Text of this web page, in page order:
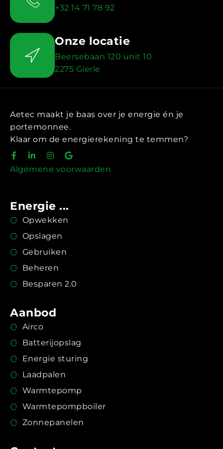
+32 14 71 78 92
Onze locatie
Beersebaan 120 unit 10
2275 Gierle
Aetec maakt je baas over je energie én je
portemonnee.
Klaar om de energierekening te temmen?
Algemene voorwaarden
Energie ...
Opwekken
Opslagen
Gebruiken
Beheren
Besparen 2.0
Aanbod
Airco
Batterijopslag
Energie sturing
Laadpalen
Warmtepomp
Warmtepompboiler
Zonnepanelen